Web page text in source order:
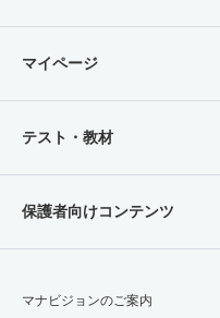
マイページ
テスト・教材
保護者向けコンテンツ
マナビジョンのご案内